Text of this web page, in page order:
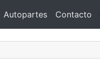
Autopartes Contacto